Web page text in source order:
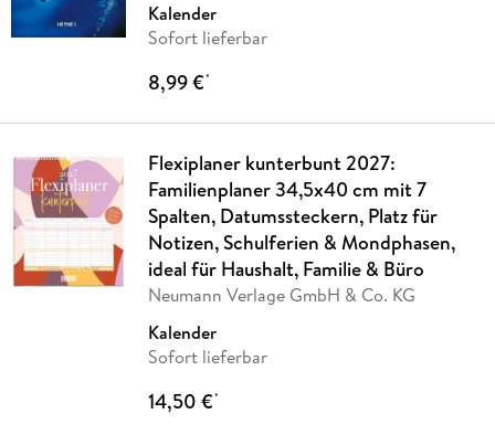
Kalender
Sofort lieferbar
8,99 €*
Flexiplaner kunterbunt 2027:
Familienplaner 34,5x40 cm mit 7
Spalten, Datumssteckern, Platz für
Notizen, Schulferien & Mondphasen,
ideal für Haushalt, Familie & Büro
Neumann Verlage GmbH & Co. KG
Kalender
Sofort lieferbar
14,50 €*